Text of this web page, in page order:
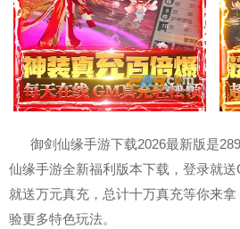
御剑仙缘手游下载2026最新版是
仙缘手游全新福利版本下载，登录就
就送万元真充，总计十万真充等你来
验更多特色玩法。